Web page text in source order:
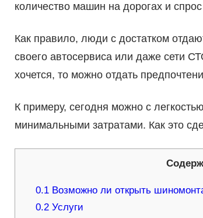
количество машин на дорогах и
Как правило, люди с достатком
своего автосервиса или даже сети
хочется, то можно отдать
К примеру, сегодня можно с
минимальными затратами. Как это
0.1 Возможно ли открыть
0.2 Услуги